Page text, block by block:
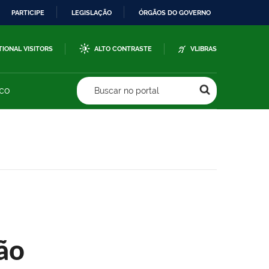
PARTICIPE LEGISLAÇÃO ÓRGÃOS DO GOVERNO
VISITORS ALTO CONTRASTE VLIBRAS
Buscar no portal